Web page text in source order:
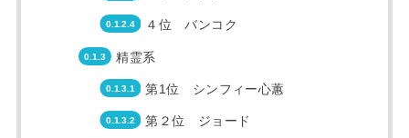
４位 バンコク
精霊系
第1位 シンフィー心蕙
第２位 ジョード